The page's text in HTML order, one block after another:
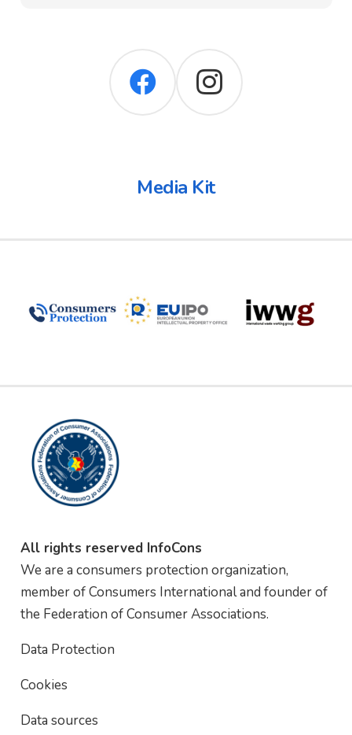
Media Kit
All rights reserved InfoCons
We are a consumers protection organization,
member of Consumers International and founder of
the Federation of Consumer Associations.
Data Protection
Cookies
Data sources